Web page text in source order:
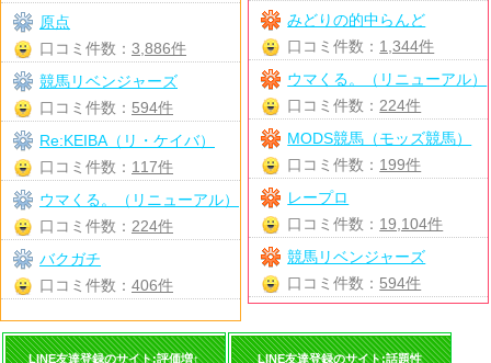
みどりの的中らんど
口コミ件数： 1,344件
ウマくる。（リニューアル）
口コミ件数： 224件
MODS競馬（モッズ競馬）
口コミ件数： 199件
レープロ
口コミ件数： 19,104件
競馬リベンジャーズ
口コミ件数： 594件
原点
口コミ件数： 3,886件
競馬リベンジャーズ
口コミ件数： 594件
Re:KEIBA（リ・ケイバ）
口コミ件数： 117件
ウマくる。（リニューアル）
口コミ件数： 224件
バクガチ
口コミ件数： 406件
LINE友達登録のサイト:評価増↑ LINE友達登録のサイト:話題性